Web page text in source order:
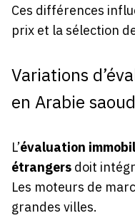
Ces différences
prix et la sélection
Variations
en Arabie
L’évaluation
étrangersdoit
Les moteurs de
grandes villes.